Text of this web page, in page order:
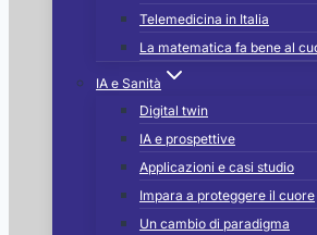
Telemedicina in Italia
La matematica fa bene al
IA e Sanità
Digital twin
IA e prospettive
Applicazioni e casi studio
Impara a proteggere il cuore
Un cambio di paradigma